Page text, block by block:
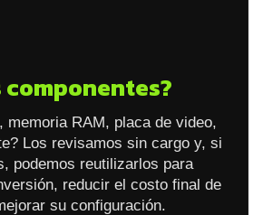
componentes?
memoria RAM, placa de video,
Los revisamos sin cargo y, si
podemos reutilizarlos para
reducir el costo final de
su configuración.